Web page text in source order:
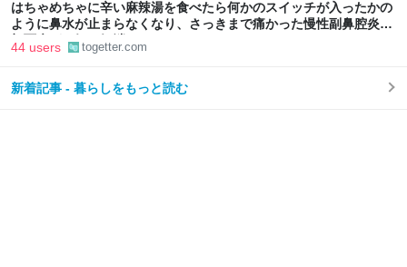
はちゃめちゃに辛い麻辣湯を食べたら何かのスイッチが入ったかの
ように鼻水が止まらなくなり、さっきまで痛かった慢性副鼻腔炎の
顔面痛が一気に解消した
44 users togetter.com
新着記事 - 暮らしをもっと読む